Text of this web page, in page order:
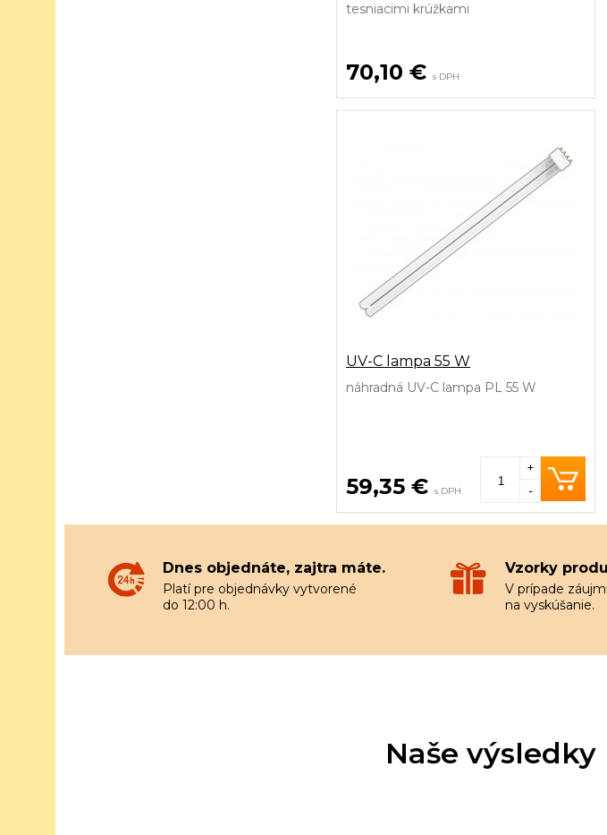
tesniacimi krúžkami
70,10 € s DPH
UV-C lampa 55 W
náhradná UV-C lampa PL 55 W
59,35 € s DPH
+
-
Dnes objednáte, zajtra máte.
Platí pre objednávky vytvorené
do 12:00 h.
Vzorky
V prípade
na vyskúšanie.
Naše